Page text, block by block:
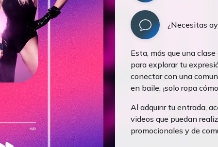
¿Necesitas
Esta, más que una
para explorar tu
conectar con una
en baile, ¡solo ropa
Al adquirir tu entrada,
videos que puedan
promocionales y de